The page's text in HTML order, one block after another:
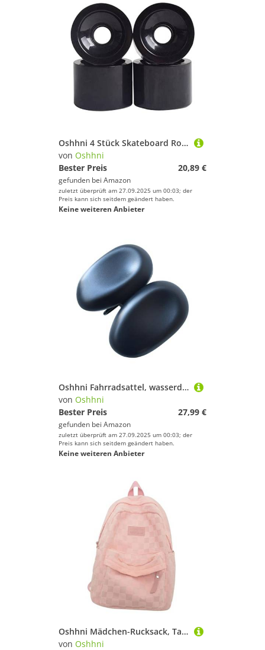
Oshhni 4 Stück Skateboard Rollen PU Laufräder Ersatzrollen Longboard Räder Zur Reduzierung von Vibrationen Und Geräuschen für Kinder Skateboards Und Cruiser, Schwarz, 70 x 51 mm
von Oshhni
Bester Preis
20,89 €
gefunden bei Amazon
zuletzt überprüft am 27.09.2025 um 00:03; der
Preis kann sich seitdem geändert haben.
Keine weiteren Anbieter
Oshhni Fahrradsattel, wasserdicht, weich, leicht, bequem, Fahrradsitzkissen, Fahrradkissen für Mountainbike, Herren und Damen
von Oshhni
Bester Preis
27,99 €
gefunden bei Amazon
zuletzt überprüft am 27.09.2025 um 00:03; der
Preis kann sich seitdem geändert haben.
Keine weiteren Anbieter
Oshhni Mädchen-Rucksack, Tagesrucksack, Leichter Rucksack, Damen-Rucksack für Rucksackreisen, Indoor-Outdoor-Angelausflüge, Wandern, Rosa
von Oshhni